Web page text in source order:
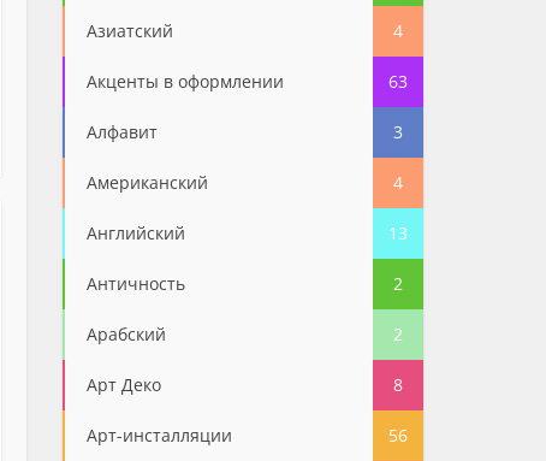
Азиатский 4
Акценты в оформлении 63
Алфавит 3
Американский 4
Английский 13
Античность 2
Арабский 2
Арт Деко 8
Арт-инсталляции 56